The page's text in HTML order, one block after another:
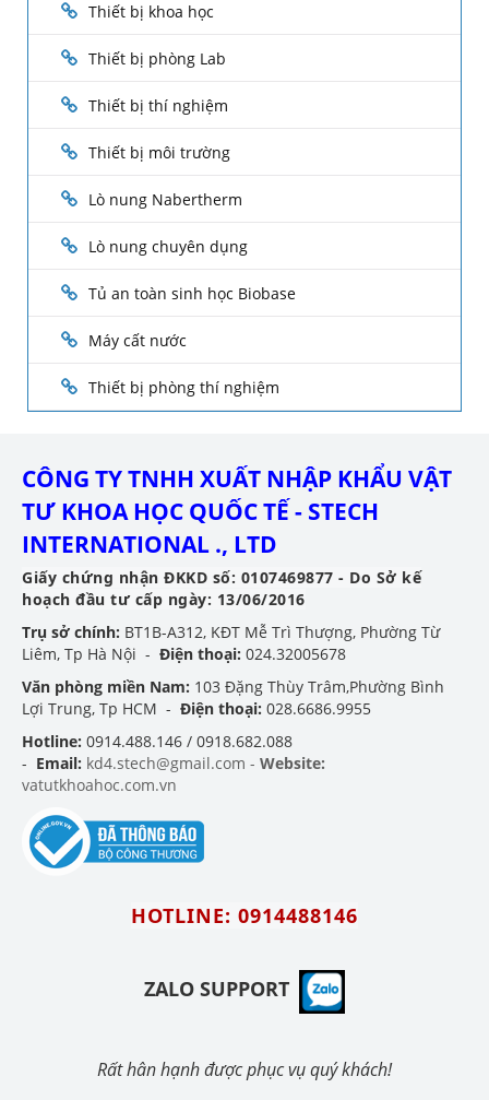
Thiết bị khoa học
Thiết bị phòng Lab
Thiết bị thí nghiệm
Thiết bị môi trường
Lò nung Nabertherm
Lò nung chuyên dụng
Tủ an toàn sinh học Biobase
Máy cất nước
Thiết bị phòng thí nghiệm
CÔNG TY TNHH XUẤT NHẬP KHẨU VẬT
TƯ KHOA HỌC QUỐC TẾ - STECH
INTERNATIONAL ., LTD
Giấy chứng nhận ĐKKD số: 0107469877 - Do Sở kế
hoạch đầu tư cấp ngày: 13/06/2016
Trụ sở chính: BT1B-A312, KĐT Mễ Trì Thượng, Phường Từ
Liêm, Tp Hà Nội - Điện thoại: 024.32005678
Văn phòng miền Nam: 103 Đặng Thùy Trâm,Phường Bình
Lợi Trung, Tp HCM - Điện thoại: 028.6686.9955
Hotline: 0914.488.146 / 0918.682.088
- Email: kd4.stech@gmail.com - Website:
vatutkhoahoc.com.vn
HOTLINE: 0914488146
ZALO SUPPORT
Rất hân hạnh được phục vụ quý khách!